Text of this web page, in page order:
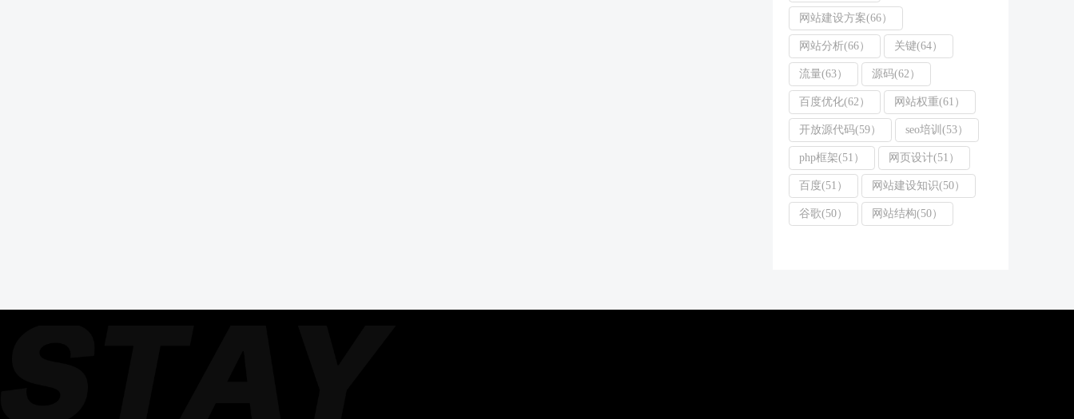
网站建设方案(66）
网站分析(66） 关键(64）
流量(63） 源码(62）
百度优化(62） 网站权重(61）
开放源代码(59） seo培训(53）
php框架(51） 网页设计(51）
百度(51） 网站建设知识(50）
谷歌(50） 网站结构(50）